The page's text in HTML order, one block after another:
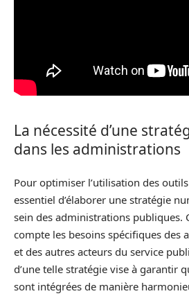
La nécessité d’une
dans les administrations
Pour optimiser l’utilisation des
essentiel d’élaborer une stratégie
sein des administrations publiques.
compte les besoins spécifiques des
et des autres acteurs du service
d’une telle stratégie vise à garantir
sont intégrées de manière